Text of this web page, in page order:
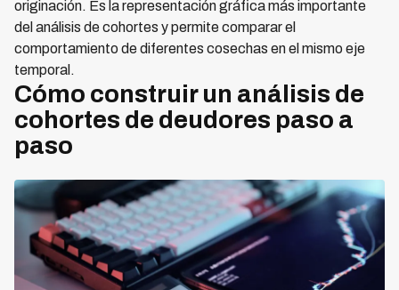
originación. Es la representación gráfica más importante
del análisis de cohortes y permite comparar el
comportamiento de diferentes cosechas en el mismo eje
temporal.
Cómo construir un análisis de
cohortes de deudores paso a
paso